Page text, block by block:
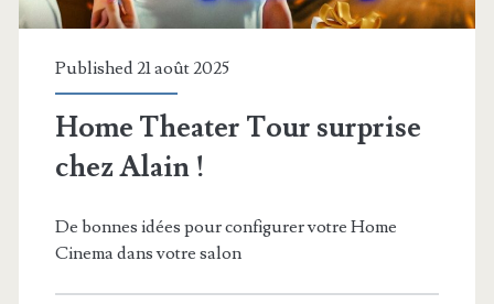
Published 21 août 2025
Home Theater Tour surprise
chez Alain !
De bonnes idées pour configurer votre Home
Cinema dans votre salon